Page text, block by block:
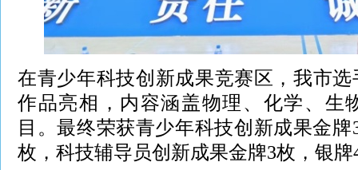
在青少年科技创新成果竞赛区，我市
作品亮相，内容涵盖物理、化学、生
目。最终荣获青少年科技创新成果金
枚，科技辅导员创新成果金牌3枚，银